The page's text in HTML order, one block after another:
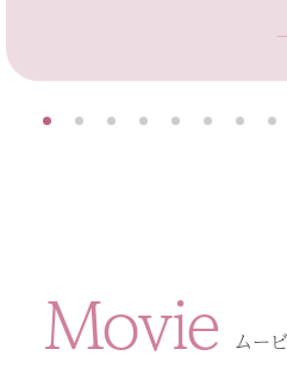
Movie ムー